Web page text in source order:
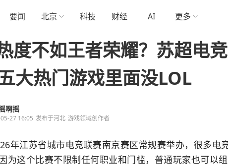
要闻 北京 科技 财经 AI 更多
度不如王者荣耀？苏超电
大热门游戏里面没LOL
啊摇
27 16:05 发布于河北 游戏领域创作者
年江苏省城市电竞联赛南京赛区常规赛举办，很多电
为这个比赛不限制任何职业和门槛，普通玩家也可以